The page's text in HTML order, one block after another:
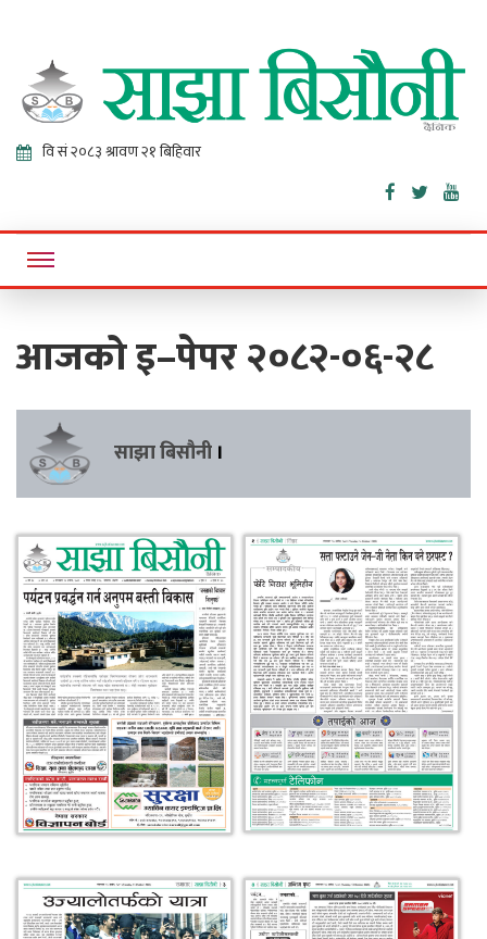
Sajha
Bisaunee
Online News Portal
आजको इ–पेपर २०८२-०६-२८
साझा बिसौनी ।